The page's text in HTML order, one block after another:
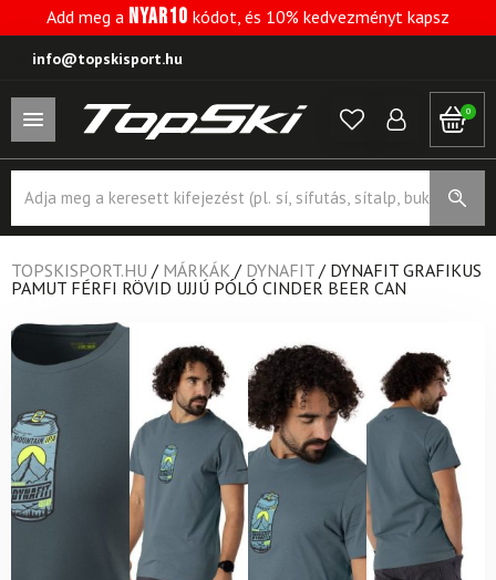
Add meg a NYAR10 kódot, és 10% kedvezményt kapsz
info@topskisport.hu
0
search
TOPSKISPORT.HU / MÁRKÁK / DYNAFIT / DYNAFIT GRAFIKUS
PAMUT FÉRFI RÖVID UJJÚ PÓLÓ CINDER BEER CAN